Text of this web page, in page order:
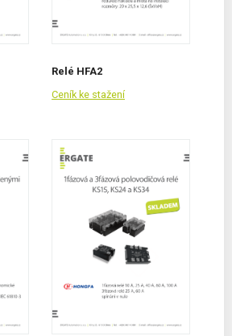
Relé HFA2
Ceník ke stažení